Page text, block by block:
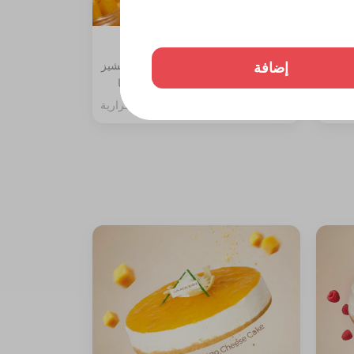
جلي
تشيز كيك مانجو قطعة
المكونات: طبقة بسكوت دايجستف والتشيز
مع سبونج الفانيليا مغطاة بصوص المنجا
إضافة